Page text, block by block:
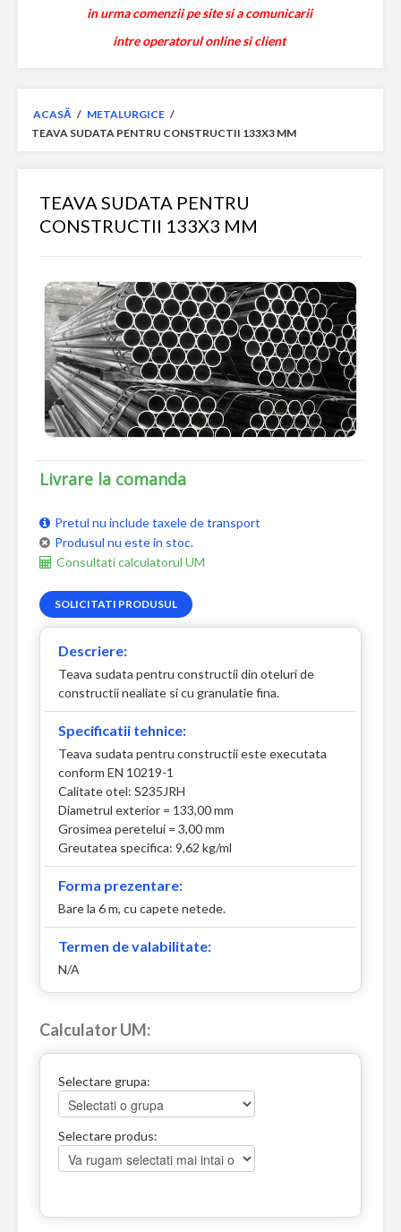
in urma comenzii pe site si a comunicarii
intre operatorul online si client
ACASĂ / METALURGICE /
TEAVA SUDATA PENTRU CONSTRUCTII 133X3 MM
TEAVA SUDATA PENTRU
CONSTRUCTII 133X3 MM
Livrare la comanda
Pretul nu include taxele de transport
Produsul nu este in stoc.
Consultati calculatorul UM
SOLICITATI PRODUSUL
Descriere:
Teava sudata pentru constructii din oteluri de
constructii nealiate si cu granulatie fina.
Specificatii tehnice:
Teava sudata pentru constructii este executata
conform EN 10219-1
Calitate otel: S235JRH
Diametrul exterior = 133,00 mm
Grosimea peretelui = 3,00 mm
Greutatea specifica: 9,62 kg/ml
Forma prezentare:
Bare la 6 m, cu capete netede.
Termen de valabilitate:
N/A
Calculator UM:
Selectare grupa:
Selectare produs: